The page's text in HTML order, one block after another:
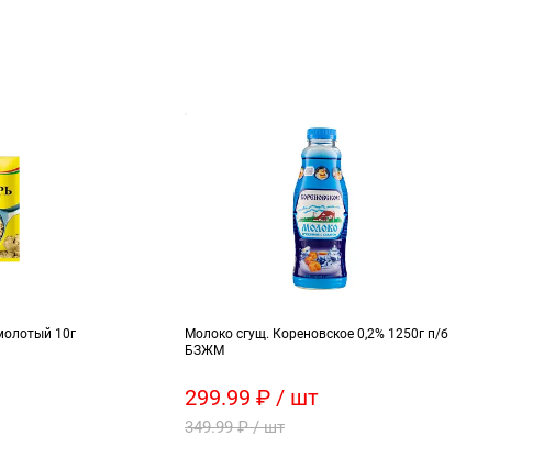
10г
Молоко сгущ. Кореновское 0,2% 1250г п/б
БЗЖМ
299.99 ₽ / шт
349.99 ₽ / шт